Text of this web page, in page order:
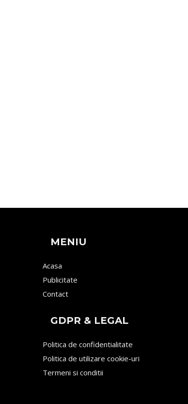
MENIU
Acasa
Publicitate
Contact
GDPR & LEGAL
Politica de confidentialitate
Politica de utilizare cookie-uri
Termeni si conditii